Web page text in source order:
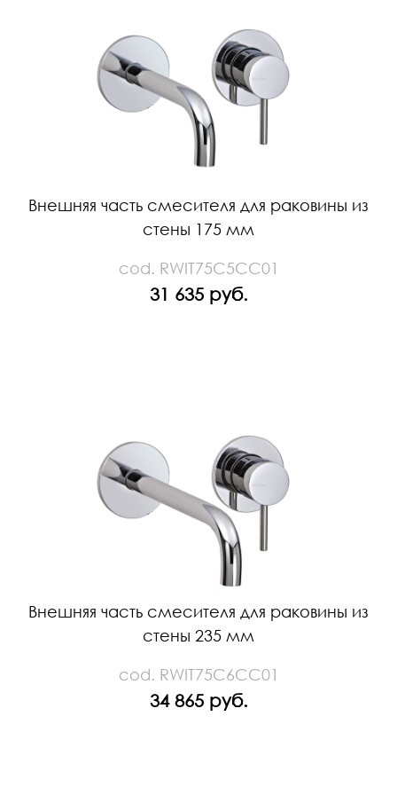
Внешняя часть смесителя для раковины из
стены 175 мм
cod. RWIT75C5CC01
31 635 руб.
Внешняя часть смесителя для раковины из
стены 235 мм
cod. RWIT75C6CC01
34 865 руб.